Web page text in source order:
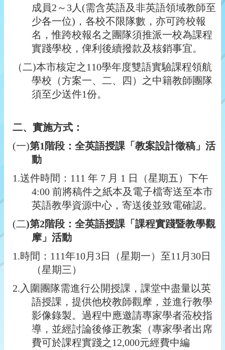
成員2～3人(需含英語及非英語領域教師至
少各一位)，各校不限隊數，亦可跨校報
名，惟跨校報名之團隊須推派一校為課程
實踐學校，俾利後續撥款及核銷事宜。
（二)本市核定之110學年度雙語實驗課程領航
學校（方案一、二、四）之中籍教師團隊
須至少送件1份。
二、實施方式：
(一)第1階段：全英語授課「教案設計徵稿」活
動
1.送件時間：111 年 7 月 1 日（星期五）下午
4:00 前將稿件之紙本及電子檔寄送至本市
英語教學資源中心，寄送後並致電確認。
(二)第2階段：全英語授課「課程實踐暨教學觀
摩」活動
1.時間：111年10月3日（星期一）至11月30日
（星期三）
2. 入圍團隊需進行公開授課，課堂中盡量以英
語授課，提供他校教師觀摩，並進行教學
影像錄製。過程中應邀請專家學者蒞校指
導，並經討論後修正教案（專家學者出席
費可於課程實踐之12,000元經費中編